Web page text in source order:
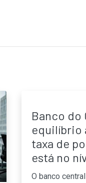
Banco do
equilíbrio
taxa de
está no
O banco